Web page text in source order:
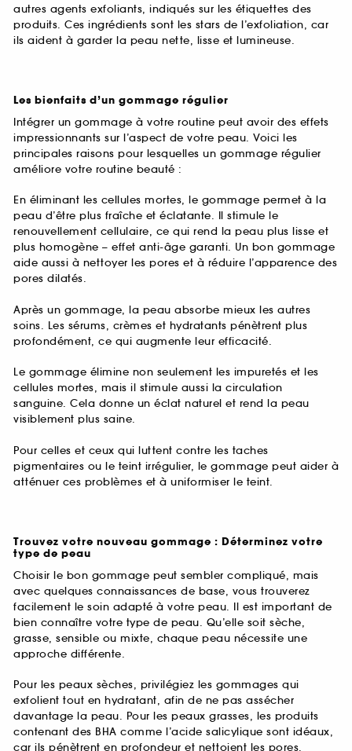
autres agents exfoliants, indiqués sur les étiquettes des
produits. Ces ingrédients sont les stars de l’exfoliation, car
ils aident à garder la peau nette, lisse et lumineuse.
Les bienfaits d’un gommage régulier
Intégrer un gommage à votre routine peut avoir des effets
impressionnants sur l’aspect de votre peau. Voici les
principales raisons pour lesquelles un gommage régulier
améliore votre routine beauté :
En éliminant les cellules mortes, le gommage permet à la
peau d’être plus fraîche et éclatante. Il stimule le
renouvellement cellulaire, ce qui rend la peau plus lisse et
plus homogène – effet anti-âge garanti. Un bon gommage
aide aussi à nettoyer les pores et à réduire l’apparence des
pores dilatés.
Après un gommage, la peau absorbe mieux les autres
soins. Les sérums, crèmes et hydratants pénètrent plus
profondément, ce qui augmente leur efficacité.
Le gommage élimine non seulement les impuretés et les
cellules mortes, mais il stimule aussi la circulation
sanguine. Cela donne un éclat naturel et rend la peau
visiblement plus saine.
Pour celles et ceux qui luttent contre les taches
pigmentaires ou le teint irrégulier, le gommage peut aider à
atténuer ces problèmes et à uniformiser le teint.
Trouvez votre nouveau gommage : Déterminez votre
type de peau
Choisir le bon gommage peut sembler compliqué, mais
avec quelques connaissances de base, vous trouverez
facilement le soin adapté à votre peau. Il est important de
bien connaître votre type de peau. Qu’elle soit sèche,
grasse, sensible ou mixte, chaque peau nécessite une
approche différente.
Pour les peaux sèches, privilégiez les gommages qui
exfolient tout en hydratant, afin de ne pas assécher
davantage la peau. Pour les peaux grasses, les produits
contenant des BHA comme l’acide salicylique sont idéaux,
car ils pénètrent en profondeur et nettoient les pores.